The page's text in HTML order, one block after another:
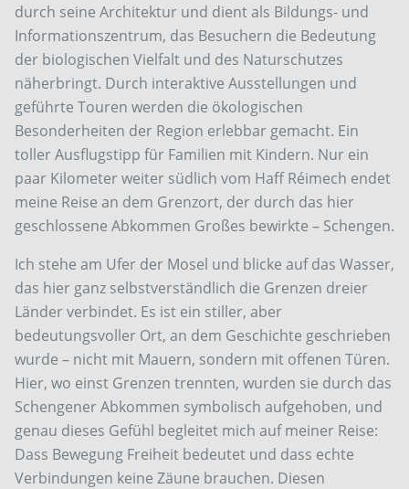
durch seine Architektur und dient als Bildungs- und
Informationszentrum, das Besuchern die Bedeutung
der biologischen Vielfalt und des Naturschutzes
näherbringt. Durch interaktive Ausstellungen und
geführte Touren werden die ökologischen
Besonderheiten der Region erlebbar gemacht. Ein
toller Ausflugstipp für Familien mit Kindern. Nur ein
paar Kilometer weiter südlich vom Haff Réimech endet
meine Reise an dem Grenzort, der durch das hier
geschlossene Abkommen Großes bewirkte – Schengen.
Ich stehe am Ufer der Mosel und blicke auf das Wasser,
das hier ganz selbstverständlich die Grenzen dreier
Länder verbindet. Es ist ein stiller, aber
bedeutungsvoller Ort, an dem Geschichte geschrieben
wurde – nicht mit Mauern, sondern mit offenen Türen.
Hier, wo einst Grenzen trennten, wurden sie durch das
Schengener Abkommen symbolisch aufgehoben, und
genau dieses Gefühl begleitet mich auf meiner Reise:
Dass Bewegung Freiheit bedeutet und dass echte
Verbindungen keine Zäune brauchen. Diesen